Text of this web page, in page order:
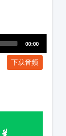
00:00
下载音频